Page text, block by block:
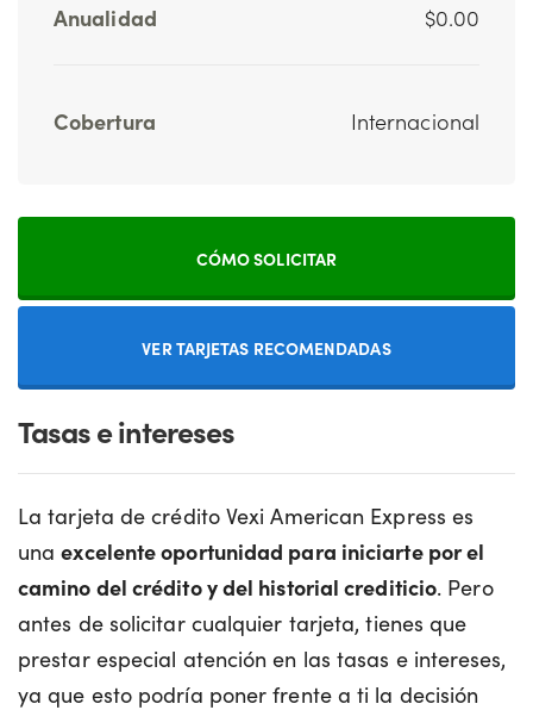
Anualidad $0.00
Cobertura Internacional
CÓMO SOLICITAR
VER TARJETAS RECOMENDADAS
Tasas e intereses
La tarjeta de crédito Vexi American Express es
unaexcelente oportunidad para iniciarte por el
camino del crédito y del historial crediticio. Pero
antes de solicitar cualquier tarjeta, tienes que
prestar especial atención en las tasas e intereses,
ya que esto podría poner frente a ti la decisión